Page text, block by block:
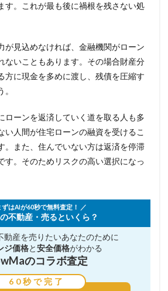
す。これが最も後に禍根を残さない処
が見込めなければ、金融機関がローン
ないこともあります。その場合財産分
方に現金を多めに渡し、残債を圧縮す
ローンを返済していく道を取る人も多
い人間が住宅ローンの融資を受けるこ
。また、住んでいない方は返済を停滞
す。そのためリスクの高い選択になっ
ずはAIが60秒で無料査定！ ／
不動産・売るといくら？
動産を売りたいあなたのために
ジ価格と安全価格がわかる
のコラボ査定
60秒で完了